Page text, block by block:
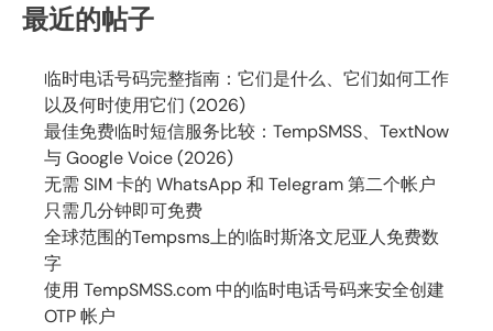
最近的帖子
临时电话号码完整指南：它们是什么、它们如何工作
以及何时使用它们 (2026)
最佳免费临时短信服务比较：TempSMSS、TextNow
与 Google Voice (2026)
无需 SIM 卡的 WhatsApp 和 Telegram 第二个帐户
只需几分钟即可免费
全球范围的Tempsms上的临时斯洛文尼亚人免费数
字
使用 TempSMSS.com 中的临时电话号码来安全创建
OTP 帐户